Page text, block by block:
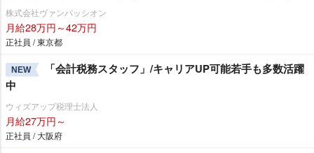
株式会社ヴァンパッシオン
月給28万円～42万円
正社員 / 東京都
NEW
「会計税務スタッフ」/キャリアUP可能若手も多数活躍
中
ウィズアップ税理士法人
月給27万円～
正社員 / 大阪府